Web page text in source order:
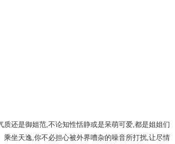
还是御姐范,不论知性恬静或是呆萌可爱,都是姐姐们
坐天逸,你不必担心被外界嘈杂的噪音所打扰,让尽情